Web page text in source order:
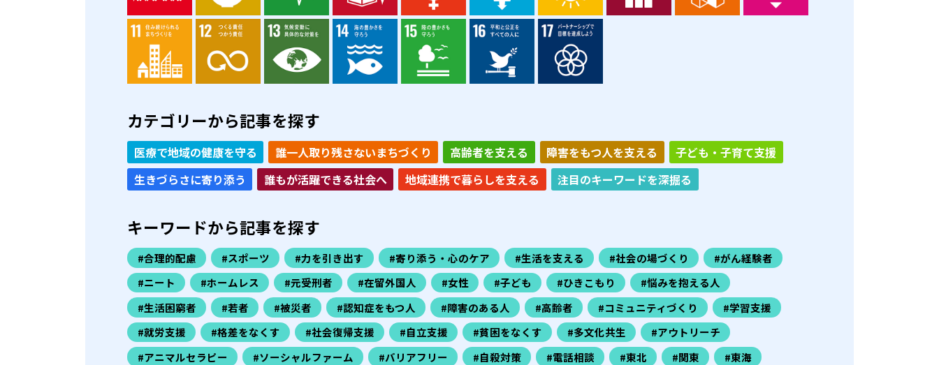
カテゴリーから記事を探す
医療で地域の健康を守る 誰一人取り残さないまちづくり 高齢者を支える 障害をもつ人を支える
子ども・子育て支援
生きづらさに寄り添う
誰もが活躍できる社会へ 地域連携で暮らしを支える 注目のキーワードを深掘る
キーワードから記事を探す
#合理的配慮 #スポーツ #力を引き出す #寄り添う・心のケア #生活を支える #社会の場づくり
#がん経験者
#ニート
#ホームレス #元受刑者 #在留外国人 #女性 #子ども #ひきこもり
#悩みを抱える人
#生活困窮者
#若者 #被災者 #認知症をもつ人 #障害のある人 #高齢者 #コミュニティづくり
#学習支援
#就労支援
#格差をなくす #社会復帰支援 #自立支援 #貧困をなくす #多文化共生
#アウトリーチ
#アニマルセラピー
#ソーシャルファーム #バリアフリー #自殺対策 #電話相談 #東北 #関東
#東海